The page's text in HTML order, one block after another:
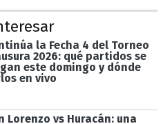
la Fecha 4 del Torneo
2026: qué partidos se
este domingo y dónde
en vivo
Lorenzo vs Huracán: una